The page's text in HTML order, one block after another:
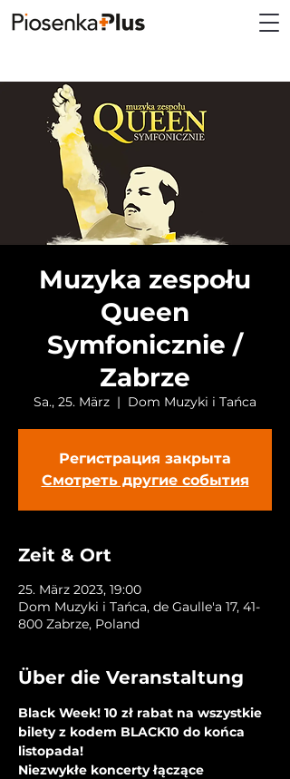
Muzyka zespołu
Queen
Symfonicznie /
Zabrze
Sa., 25. März
  |
Dom Muzyki i Tańca
Регистрация закрыта
Смотреть другие события
Zeit & Ort
25. März 2023, 19:00
Dom Muzyki i Tańca, de Gaulle'a 17, 41-
800 Zabrze, Poland
Über die Veranstaltung
Black Week! 10 zł rabat na wszystkie
bilety z kodem BLACK10 do końca
listopada!
Niezwykłe koncerty łączące